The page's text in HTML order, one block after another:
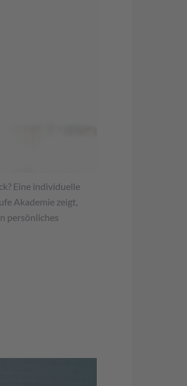
Eine individuelle
Akademie zeigt,
persönliches